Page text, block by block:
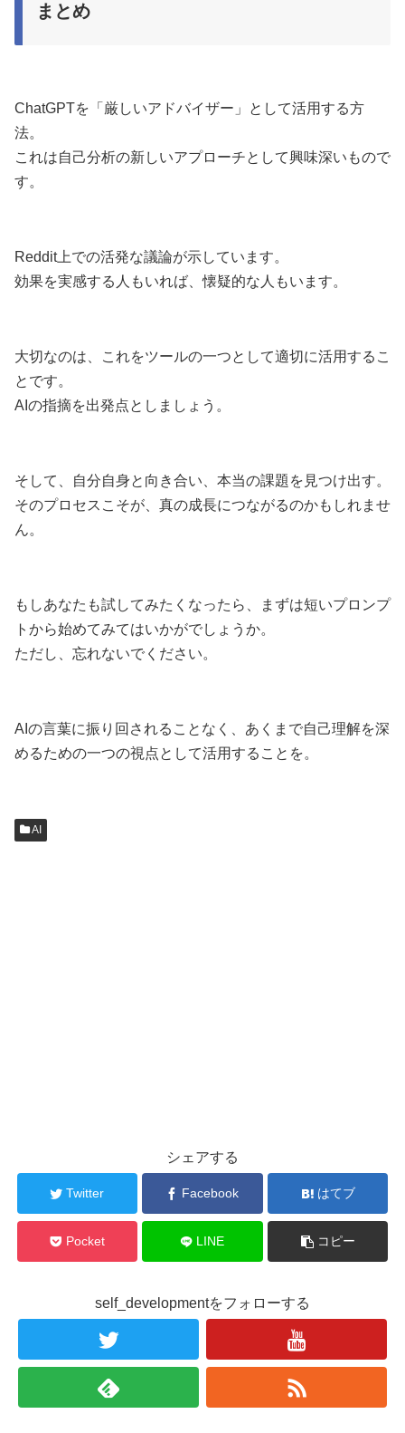
まとめ
ChatGPTを「厳しいアドバイザー」として活用する方
法。
これは自己分析の新しいアプローチとして興味深いもので
す。
Reddit上での活発な議論が示しています。
効果を実感する人もいれば、懐疑的な人もいます。
大切なのは、これをツールの一つとして適切に活用するこ
とです。
AIの指摘を出発点としましょう。
そして、自分自身と向き合い、本当の課題を見つけ出す。
そのプロセスこそが、真の成長につながるのかもしれませ
ん。
もしあなたも試してみたくなったら、まずは短いプロンプ
トから始めてみてはいかがでしょうか。
ただし、忘れないでください。
AIの言葉に振り回されることなく、あくまで自己理解を深
めるための一つの視点として活用することを。
AI
シェアする
Twitter Facebook はてブ
Pocket LINE コピー
self_developmentをフォローする